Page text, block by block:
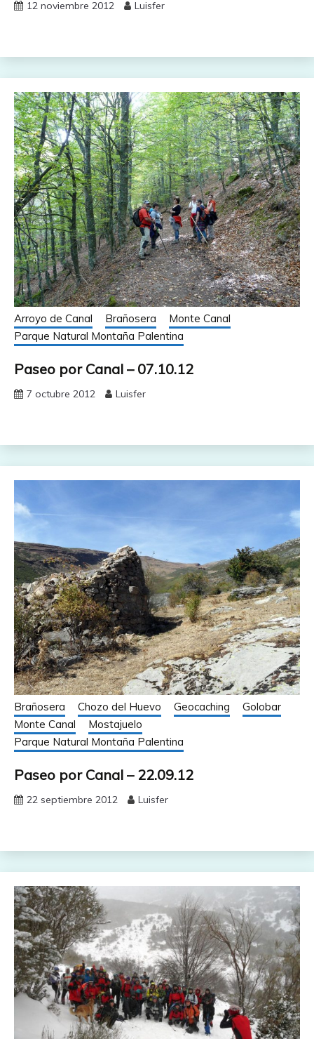
12 noviembre 2012 Luisfer
Arroyo de Canal Brañosera
Monte Canal
Parque Natural Montaña Palentina
Paseo por Canal – 07.10.12
7 octubre 2012 Luisfer
Brañosera Chozo del Huevo Geocaching
Golobar
Monte Canal
Mostajuelo
Parque Natural Montaña Palentina
Paseo por Canal – 22.09.12
22 septiembre 2012 Luisfer